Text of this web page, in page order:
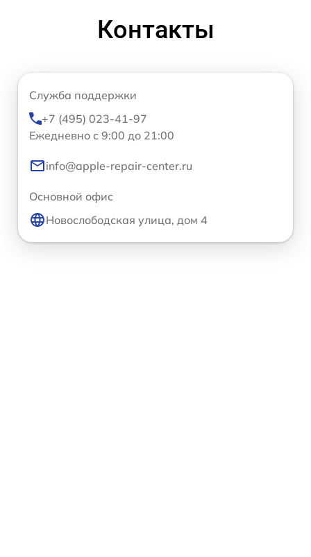
Контакты
Служба поддержки
+7 (495) 023-41-97
Ежедневно с 9:00 до 21:00
info@apple-repair-center.ru
Основной офис
Новослободская улица, дом 4